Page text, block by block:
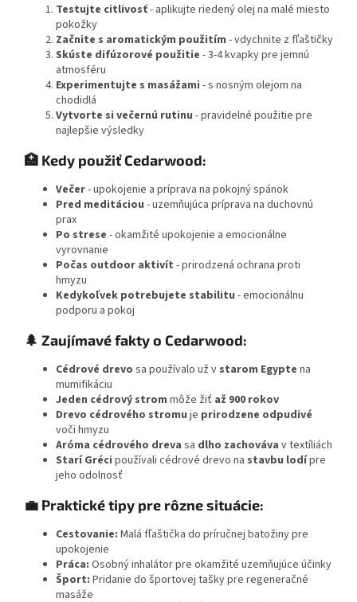
Testujte citlivosť- aplikujte riedený olej na malé miesto
pokožky
Začnite s aromatickým použitím - vdychnite z fľaštičky
Skúste difúzorové použitie - 3-4 kvapky pre jemnú
atmosféru
Experimentujte s masážami - s nosným olejom na
chodidlá
Vytvorte si večernú rutinu - pravidelné použitie pre
najlepšie výsledky
🏥 Kedy použiť Cedarwood:
Večer- upokojenie a príprava na pokojný spánok
Pred meditáciou - uzemňujúca príprava na duchovnú
prax
Po strese - okamžité upokojenie a emocionálne
vyrovnanie
Počas outdoor aktivít - prirodzená ochrana proti
hmyzu
Kedykoľvek potrebujete stabilitu - emocionálnu
podporu a pokoj
🌲 Zaujímavé fakty o Cedarwood:
Cédrové drevo sa používalo už v starom Egypte na
mumifikáciu
Jeden cédrový strom môže žiť až 900 rokov
Drevo cédrového stromu je prirodzene odpudivé
voči hmyzu
Aróma cédrového dreva sa dlho zachováva v textíliách
Starí Gréci používali cédrové drevo na stavbu lodípre
jeho odolnosť
💼 Praktické tipy pre rôzne situácie:
Cestovanie: Malá fľaštička do príručnej batožiny pre
upokojenie
Práca: Osobný inhalátor pre okamžité uzemňujúce účinky
Šport: Pridanie do športovej tašky pre regeneračné
masáže